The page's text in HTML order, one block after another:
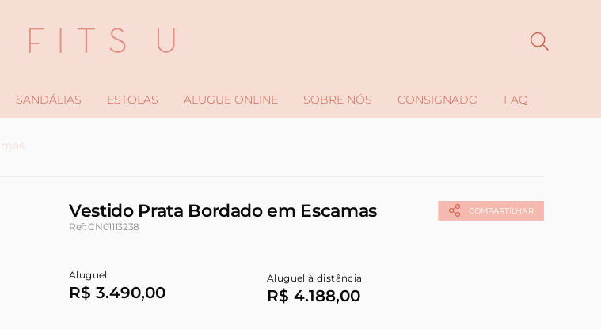
SANDÁLIAS ESTOLAS ALUGUE ONLINE SOBRE NÓS CONSIGNADO FAQ
COMPARTILHAR
Vestido Prata Bordado em Escamas
Ref: CN01113238
Aluguel
R$ 3.490,00
Aluguel à distância
R$ 4.188,00